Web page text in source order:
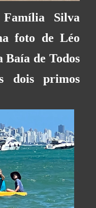
Silva
foto de Léo
Baía de Todos
dois primos